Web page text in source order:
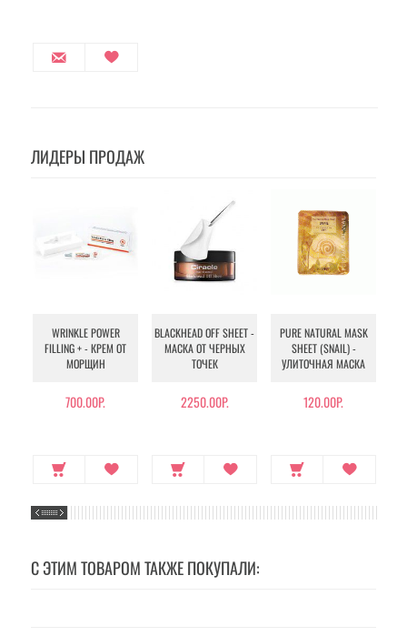
ЛИДЕРЫ ПРОДАЖ
WRINKLE POWER
FILLING + - КРЕМ ОТ
МОРЩИН
700.00Р.
BLACKHEAD OFF SHEET -
МАСКА ОТ ЧЕРНЫХ
ТОЧЕК
2250.00Р.
PURE NATURAL MASK
SHEET (SNAIL) -
УЛИТОЧНАЯ МАСКА
120.00Р.
С ЭТИМ ТОВАРОМ ТАКЖЕ ПОКУПАЛИ: